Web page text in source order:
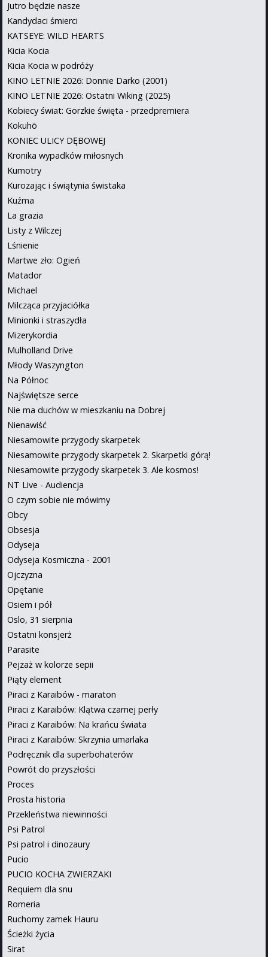
Jutro będzie nasze
Kandydaci śmierci
KATSEYE: WILD HEARTS
Kicia Kocia
Kicia Kocia w podróży
KINO LETNIE 2026: Donnie Darko (2001)
KINO LETNIE 2026: Ostatni Wiking (2025)
Kobiecy świat: Gorzkie święta - przedpremiera
Kokuhō
KONIEC ULICY DĘBOWEJ
Kronika wypadków miłosnych
Kumotry
Kurozając i świątynia świstaka
Kuźma
La grazia
Listy z Wilczej
Lśnienie
Martwe zło: Ogień
Matador
Michael
Milcząca przyjaciółka
Minionki i straszydła
Mizerykordia
Mulholland Drive
Młody Waszyngton
Na Północ
Najświętsze serce
Nie ma duchów w mieszkaniu na Dobrej
Nienawiść
Niesamowite przygody skarpetek
Niesamowite przygody skarpetek 2. Skarpetki górą!
Niesamowite przygody skarpetek 3. Ale kosmos!
NT Live - Audiencja
O czym sobie nie mówimy
Obcy
Obsesja
Odyseja
Odyseja Kosmiczna - 2001
Ojczyzna
Opętanie
Osiem i pół
Oslo, 31 sierpnia
Ostatni konsjerż
Parasite
Pejzaż w kolorze sepii
Piąty element
Piraci z Karaibów - maraton
Piraci z Karaibów: Klątwa czarnej perły
Piraci z Karaibów: Na krańcu świata
Piraci z Karaibów: Skrzynia umarlaka
Podręcznik dla superbohaterów
Powrót do przyszłości
Proces
Prosta historia
Przekleństwa niewinności
Psi Patrol
Psi patrol i dinozaury
Pucio
PUCIO KOCHA ZWIERZAKI
Requiem dla snu
Romeria
Ruchomy zamek Hauru
Ścieżki życia
Sirat